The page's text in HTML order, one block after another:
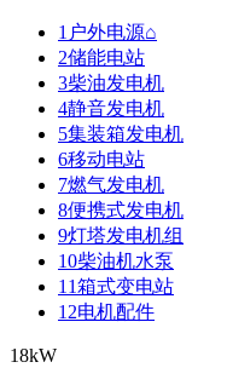
1户外电源⌂
2储能电站
3柴油发电机
4静音发电机
5集装箱发电机
6移动电站
7燃气发电机
8便携式发电机
9灯塔发电机组
10柴油机水泵
11箱式变电站
12电机配件
18kW